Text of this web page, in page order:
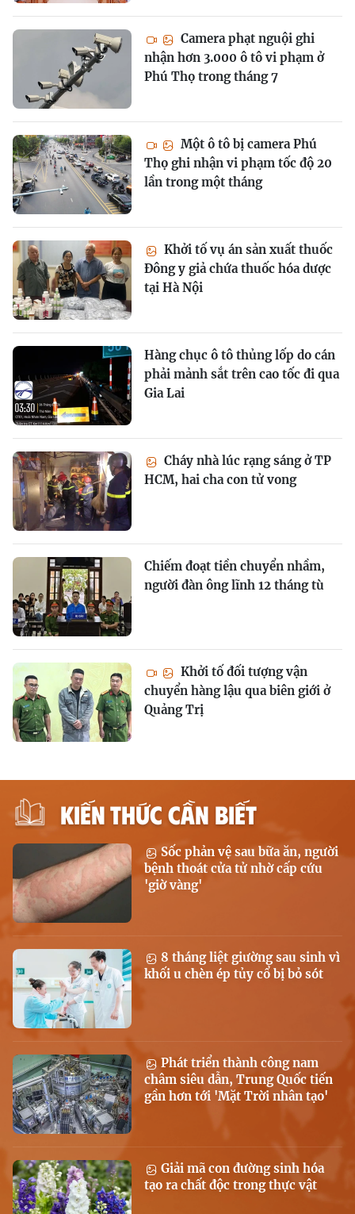
Camera phạt nguội ghi
nhận hơn 3.000 ô tô vi phạm ở
Phú Thọ trong tháng 7
Một ô tô bị camera Phú
Thọ ghi nhận vi phạm tốc độ 20
lần trong một tháng
Khởi tố vụ án sản xuất thuốc
Đông y giả chứa thuốc hóa dược
tại Hà Nội
Hàng chục ô tô thủng lốp do cán
phải mảnh sắt trên cao tốc đi qua
Gia Lai
Cháy nhà lúc rạng sáng ở TP
HCM, hai cha con tử vong
Chiếm đoạt tiền chuyển nhầm,
người đàn ông lĩnh 12 tháng tù
Khởi tố đối tượng vận
chuyển hàng lậu qua biên giới ở
Quảng Trị
KIẾN THỨC CẦN BIẾT
Sốc phản vệ sau bữa ăn, người
bệnh thoát cửa tử nhờ cấp cứu
'giờ vàng'
8 tháng liệt giường sau sinh vì
khối u chèn ép tủy cổ bị bỏ sót
Phát triển thành công nam
châm siêu dẫn, Trung Quốc tiến
gần hơn tới 'Mặt Trời nhân tạo'
Giải mã con đường sinh hóa
tạo ra chất độc trong thực vật